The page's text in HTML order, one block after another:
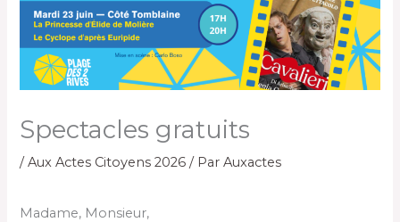
Spectacles gratuits
/Aux Actes Citoyens 2026 / ParAuxactes
Madame, Monsieur,